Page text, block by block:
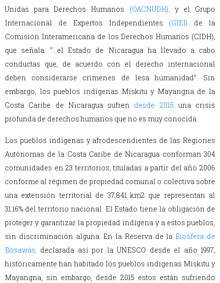
Unidas para Derechos Humanos
(OACNUDH), y el Grupo
Internacional de Expertos Independientes (GIEI)
de la
Comisión Interamericana de los Derechos Humanos (CIDH),
que señala: “…el Estado de Nicaragua ha llevado a cabo
conductas que, de acuerdo con el derecho internacional
deben considerarse crímenes de lesa humanidad”. Sin
embargo, los pueblos indígenas Mískitu y Mayangna de la
Costa Caribe de Nicaragua sufren desde 2015 una crisis
profunda de derechos humanos que no es muy conocida.
Los pueblos indígenas y afrodescendientes de las Regiones
Autónomas de la Costa Caribe de Nicaragua conforman 304
comunidades en 23 territorios, tituladas a partir del año 2006
conforme al régimen de propiedad comunal o colectiva sobre
una extensión territorial de 37,841 km2 que representan al
31.16% del territorio nacional. El Estado tiene la obligación de
proteger y garantizar la propiedad indígena y a estos pueblos,
sin discriminación alguna. En la Reserva de la Biosfera de
Bosawás, declarada así por la UNESCO desde el año 1997,
históricamente han habitado los pueblos indígenas Mískitu y
Mayangna, sin embargo, desde 2015 estos están sufriendo